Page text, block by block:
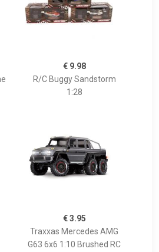
€ 9.98
R/C Buggy Sandstorm
1:28
€ 3.95
Traxxas Mercedes AMG
G63 6x6 1:10 Brushed RC